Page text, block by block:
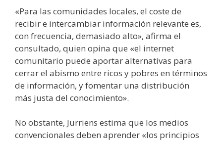
«Para las comunidades locales, el coste de
recibir e intercambiar información relevante es,
con frecuencia, demasiado alto», afirma el
consultado, quien opina que «el internet
comunitario puede aportar alternativas para
cerrar el abismo entre ricos y pobres en términos
de información, y fomentar una distribución
más justa del conocimiento».
No obstante, Jurriens estima que los medios
convencionales deben aprender «los principios